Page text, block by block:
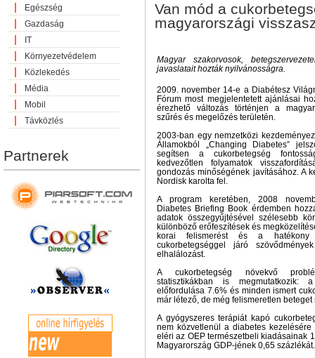
Egészség
Gazdaság
IT
Környezetvédelem
Közlekedés
Média
Mobil
Távközlés
Partnerek
Van mód a
magyarországi
Magyar szakorvosok,
javaslatait hozták nyilvánosságra.
2009. november 14-e a Diabétesz
Fórum most megjelentetett ajánlásai
érezhető változás történjen a
szűrés és megelőzés területén.
2003-ban egy nemzetközi
Államokból „Changing Diabetes”
segítsen a cukorbetegség
kedvezőtlen folyamatok
gondozás minőségének javításához. A
Nordisk karolta fel.
A program keretében, 2008
Diabetes Briefing Book érdemben
adatok összegyűjtésével szélesebb
különböző erőfeszítések és
korai felismerést és a hatékony
cukorbetegséggel járó
elhalálozást.
A cukorbetegség növekvő
statisztikákban is megmutatkozik:
előfordulása 7.6% és minden ismert
már létező, de még felismeretlen beteget
A gyógyszeres terápiát kapó
nem közvetlenül a diabetes
eléri az OEP természetbeli kiadásainak
Magyarország GDP-jének 0,65 százlékát.